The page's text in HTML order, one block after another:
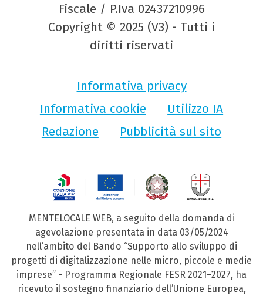
Fiscale / P.Iva 02437210996
Copyright © 2025 (V3) - Tutti i
diritti riservati
Informativa privacy
Informativa cookie
Utilizzo IA
Redazione
Pubblicità sul sito
MENTELOCALE WEB, a seguito della domanda di
agevolazione presentata in data 03/05/2024
nell’ambito del Bando “Supporto allo sviluppo di
progetti di digitalizzazione nelle micro, piccole e medie
imprese” - Programma Regionale FESR 2021–2027, ha
ricevuto il sostegno finanziario dell’Unione Europea,